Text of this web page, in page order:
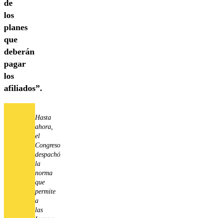
de
los
planes
que
deberán
pagar
los
afiliados”.
Hasta
ahora,
el
Congreso
despachó
la
norma
que
permite
a
las